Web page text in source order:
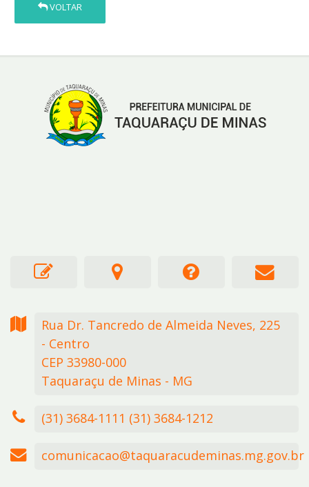
VOLTAR
Rua Dr. Tancredo de Almeida Neves, 225
- Centro
CEP 33980-000
Taquaraçu de Minas - MG
(31) 3684-1111 (31) 3684-1212
comunicacao@taquaracudeminas.mg.gov.br